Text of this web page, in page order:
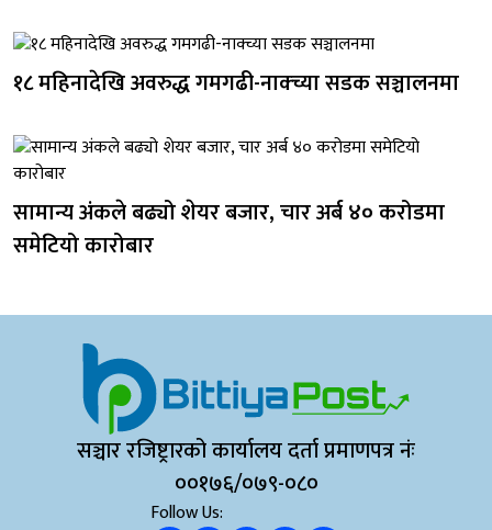
१८ महिनादेखि अवरुद्ध गमगढी-नाक्च्या सडक सञ्चालनमा
सामान्य अंकले बढ्यो शेयर बजार, चार अर्ब ४० करोडमा
समेटियो कारोबार
सञ्चार रजिष्ट्रारको कार्यालय दर्ता प्रमाणपत्र नंः
००१७६/०७९-०८०
Follow Us: